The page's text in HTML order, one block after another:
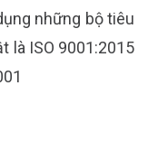
những bộ tiêu
là ISO 9001:2015